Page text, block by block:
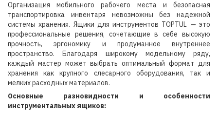
Организация мобильного рабочего места и безопасная
транспортировка инвентаря невозможны без надежной
системы хранения. Ящики для инструментов TOPTUL — это
профессиональные решения, сочетающие в себе высокую
прочность, эргономику и продуманное внутреннее
пространство. Благодаря широкому модельному ряду,
каждый мастер может выбрать оптимальный формат для
хранения как крупного слесарного оборудования, так и
мелких расходных материалов.
Основные разновидности и особенности
инструментальных ящиков: